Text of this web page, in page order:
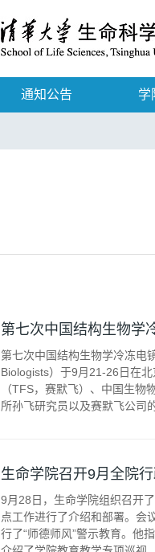
通知公告 学
第七次中国结构生物学
第七次中国结构生物学冷冻电
Biologists）于9月21-26日在
（TFS，赛默飞）、中国生
所孙飞研究员以及赛默飞公司
生命学院召开9月全院
9月28日，生命学院组织召开
点工作进行了介绍和部署。会
行了“师德师风”警示教育。他